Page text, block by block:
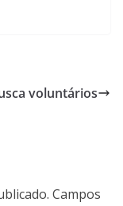
voluntários
Campos